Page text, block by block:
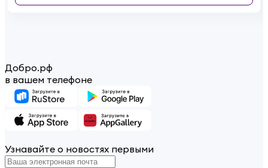
Добро.рф
в вашем телефоне
Узнавайте о новостях первыми